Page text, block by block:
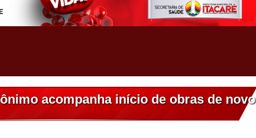
acompanha início de obras de novo